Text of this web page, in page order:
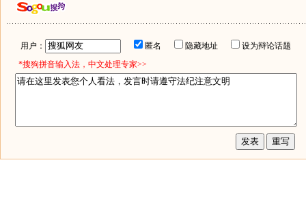
用户： 匿名 隐藏地址
设为辩论话题
*搜狗拼音输入法，中文处理专家>>